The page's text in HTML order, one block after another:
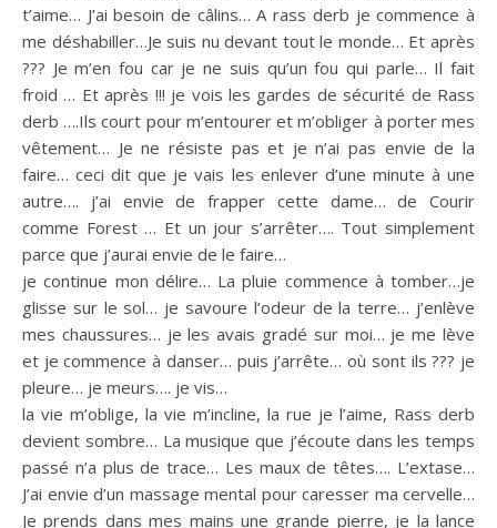
t’aime… J’ai besoin de câlins… A rass derb je commence à
me déshabiller…Je suis nu devant tout le monde… Et après
??? Je m’en fou car je ne suis qu’un fou qui parle… Il fait
froid … Et après !!! je vois les gardes de sécurité de Rass
derb ….Ils court pour m’entourer et m’obliger à porter mes
vêtement… Je ne résiste pas et je n’ai pas envie de la
faire… ceci dit que je vais les enlever d’une minute à une
autre…. j’ai envie de frapper cette dame… de Courir
comme Forest … Et un jour s’arrêter…. Tout simplement
parce que j’aurai envie de le faire…
je continue mon délire… La pluie commence à tomber…je
glisse sur le sol… je savoure l’odeur de la terre… j’enlève
mes chaussures… je les avais gradé sur moi… je me lève
et je commence à danser… puis j’arrête… où sont ils ??? je
pleure… je meurs…. je vis…
la vie m’oblige, la vie m’incline, la rue je l’aime, Rass derb
devient sombre… La musique que j’écoute dans les temps
passé n’a plus de trace… Les maux de têtes…. L’extase…
J’ai envie d’un massage mental pour caresser ma cervelle…
Je prends dans mes mains une grande pierre, je la lance